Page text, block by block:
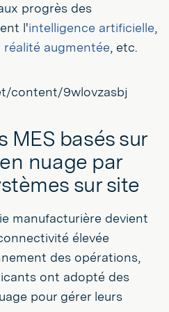
progrès des
l'intelligence artificielle,
réalité augmentée, etc.
MES basés sur
nuage par
sur site
manufacturière devient
élevée
des opérations,
ont adopté des
pour gérer leurs